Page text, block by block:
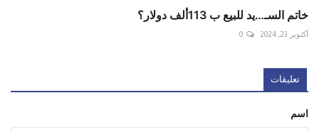
خاتم السـ…يد للبيع ب 113ألف دولار؟
أكتوبر 23, 2024 0
تعليقات
اسم